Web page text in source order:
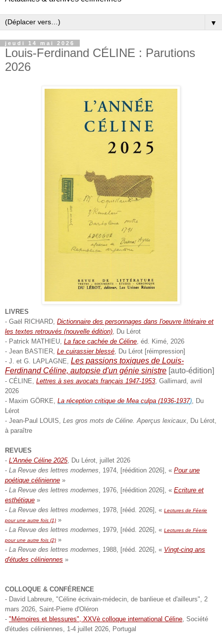
▼
jeudi 14 mai 2026
Louis-Ferdinand CÉLINE : Parutions
2026
LIVRES
- Gaël RICHARD, Dictionnaire des personnages dans l'oeuvre littéraire et
les textes retrouvés (nouvelle édition) , Du Lérot
- Patrick MATHIEU, La face cachée de Céline , éd. Kimé, 2026
- Jean BASTIER, Le cuirassier blessé , Du Lérot [réimpression]
- J. et G. LAPLAGNE, Les passions toxiques de Louis-
Ferdinand Céline, autopsie d'un génie sinistre [auto-édition]
- CÉLINE, Lettres à ses avocats français 1947-1953 , Gallimard, avril
2026
- Maxim GÖRKE, La réception critique de Mea culpa (1936-1937) , Du
Lérot
- Jean-Paul LOUIS, Les gros mots de Céline. Aperçus lexicaux , Du Lérot,
à paraître
REVUES
- L'Année Céline 2025, Du Lérot, juillet 2026
- La Revue des lettres modernes , 1974, [réédition 2026], « Pour une
poétique célinienne »
- La Revue des lettres modernes , 1976, [réédition 2026], « Ecriture et
esthétique »
- La Revue des lettres modernes , 1978, [rééd. 2026], « Lectures de Féerie
pour une autre fois (1) »
- La Revue des lettres modernes , 1979, [rééd. 2026], « Lectures de Féerie
pour une autre fois (2) »
- La Revue des lettres modernes , 1988, [rééd. 2026], « Vingt-cinq ans
d'études céliniennes »
COLLOQUE & CONFÉRENCE
- David Labreure, "Céline écrivain-médecin, de banlieue et d'ailleurs", 2
mars 2026, Saint-Pierre d'Oléron
- "Mémoires et blessures", XXVè colloque international Céline , Société
d'études céliniennes, 1-4 juillet 2026, Portugal